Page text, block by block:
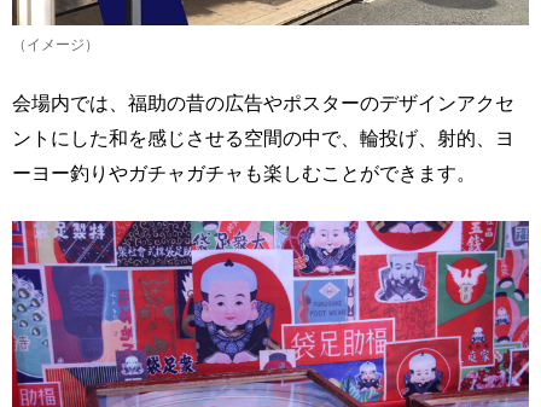
（イメージ）
会場内では、福助の昔の広告やポスターのデザインアクセ
ントにした和を感じさせる空間の中で、輪投げ、射的、ヨ
ーヨー釣りやガチャガチャも楽しむことができます。